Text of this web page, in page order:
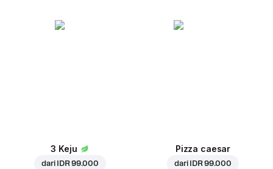
3 Keju
dari IDR 99.000
Pizza caesar
dari IDR 99.000